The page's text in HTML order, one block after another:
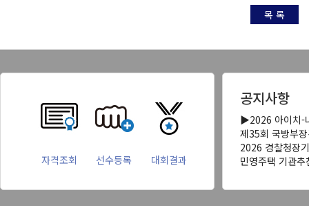
목 록
자격조회 선수등록 대회결과
공지사항
▶2026 아이치-
제35회 국방부
2026 경찰청장
민영주택 기관